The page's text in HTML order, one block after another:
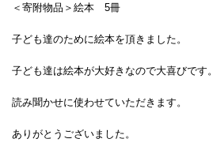
＜寄附物品＞絵本 5冊
子ども達のために絵本を頂きました。
子ども達は絵本が大好きなので大喜びです。
読み聞かせに使わせていただきます。
ありがとうございました。